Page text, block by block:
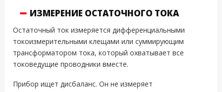
ИЗМЕРЕНИЕ ОСТАТОЧНОГО ТОКА
Остаточный ток измеряется дифференциальными
токоизмерительными клещами или суммирующим
трансформатором тока, который охватывает все
токоведущие проводники вместе.
Прибор ищет дисбаланс. Он не измеряет